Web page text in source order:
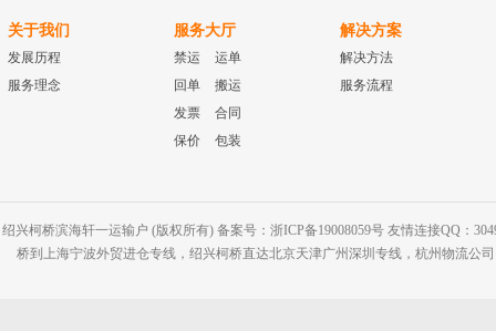
关于我们
发展历程
服务理念
服务大厅
禁运
运单
回单
搬运
发票
合同
保价
包装
解决方案
解决方法
服务流程
绍兴柯桥滨海轩一运输户 (版权所有) 备案号：浙ICP备19008059号 友情连接QQ：
桥到上海宁波外贸进仓专线，绍兴柯桥直达北京天津广州深圳专线，杭州物流公